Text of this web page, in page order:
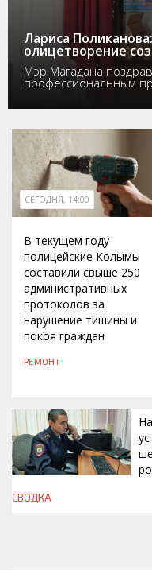
Лариса
олицетворение
Мэр Магадана
профессиональным
СЕГОДНЯ, 14:00
В текущем году
полицейские Колымы
составили свыше 250
административных
протоколов за
нарушение тишины и
покоя граждан
РЕМОНТ
СЕГОДНЯ, 13:00
СВОДКА